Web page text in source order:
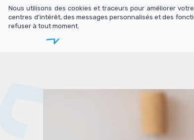
Nous utilisons des cookies et traceurs pour améliorer
centres d’intérêt, des messages personnalisés et des
refuser à tout moment.